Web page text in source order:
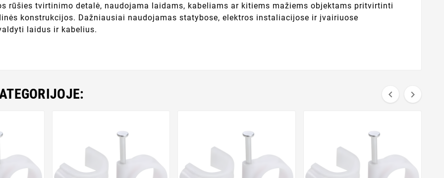
rūšies tvirtinimo detalė, naudojama laidams, kabeliams ar kitiems mažiems objektams pritvirtinti
konstrukcijos. Dažniausiai naudojamas statybose, elektros instaliacijose ir įvairiuose
laidus ir kabelius.
 